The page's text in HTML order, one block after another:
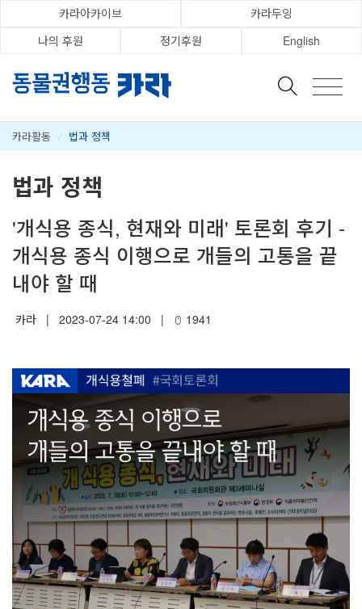
카라아카이브
카라두잉
나의 후원
정기후원 English
카라활동 / 법과 정책
법과 정책
'개식용 종식, 현재와 미래' 토론회 후기 -
개식용 종식 이행으로 개들의 고통을 끝
내야 할 때
카라 | 2023-07-24 14:00 | 1941